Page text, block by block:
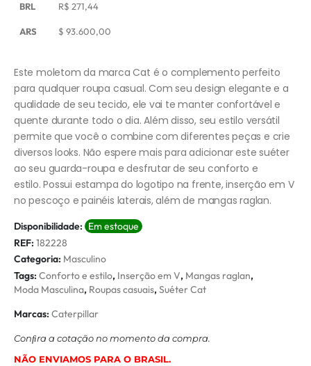
BRL R$ 271,44
ARS $ 93.600,00
Este moletom da marca Cat é o complemento perfeito
para qualquer roupa casual. Com seu design elegante e a
qualidade de seu tecido, ele vai te manter confortável e
quente durante todo o dia. Além disso, seu estilo versátil
permite que você o combine com diferentes peças e crie
diversos looks. Não espere mais para adicionar este suéter
ao seu guarda-roupa e desfrutar de seu conforto e
estilo. Possui estampa do logotipo na frente, inserção em V
no pescoço e painéis laterais, além de mangas raglan.
Disponibilidade: Em estoque
REF: 182228
Categoria: Masculino
Tags: Conforto e estilo, Inserção em V, Mangas raglan,
Moda Masculina, Roupas casuais,Suéter Cat
Marcas: Caterpillar
Conﬁra a cotação no momento da compra.
NÃO ENVIAMOS PARA O BRASIL.